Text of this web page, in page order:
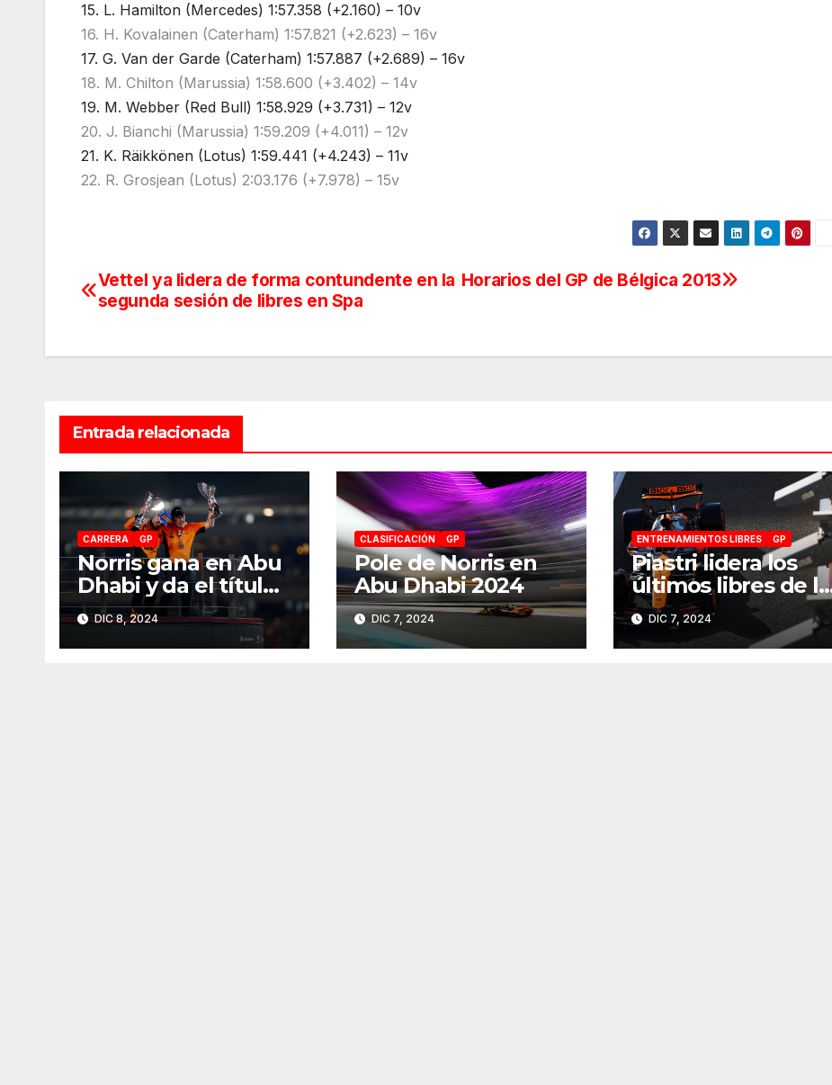
15. L. Hamilton (Mercedes) 1:57.358 (+2.160) – 10v
16. H. Kovalainen (Caterham) 1:57.821 (+2.623) – 16v
17. G. Van der Garde (Caterham) 1:57.887 (+2.689) – 16v
18. M. Chilton (Marussia) 1:58.600 (+3.402) – 14v
19. M. Webber (Red Bull) 1:58.929 (+3.731) – 12v
20. J. Bianchi (Marussia) 1:59.209 (+4.011) – 12v
21. K. Räikkönen (Lotus) 1:59.441 (+4.243) – 11v
22. R. Grosjean (Lotus) 2:03.176 (+7.978) – 15v
Navegación
entradas
Horarios del GP de Bélgica 2013
Vettel ya lidera de forma contundente en la
segunda sesión de libres en Spa
Entrada relacionada
CARRERA GP
Norris gana en Abu
Dhabi y da el título
de Constructores
2024 a McLaren
DIC 8, 2024
CLASIFICACIÓN GP
Pole de Norris en
Abu Dhabi 2024
DIC 7, 2024
ENTRENAMIENTOS LIBRES GP
Piastri lidera los
últimos libres de la
temporada en Abu
Dhabi 2024
DIC 7, 2024